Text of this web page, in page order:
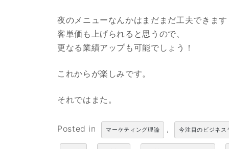
夜のメニューなんかはまだまだ工夫できます
客単価も上げられると思うので、
更なる業績アップも可能でしょう！
これからが楽しみです。
それではまた。
Posted in マーケティング理論 , 今注目のビジネス